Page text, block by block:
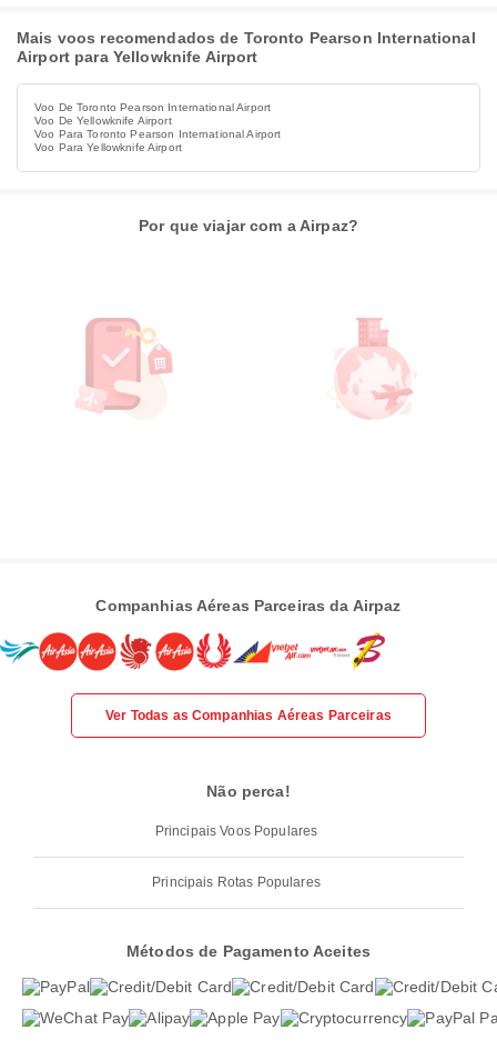
Mais voos recomendados de Toronto Pearson International
Airport para Yellowknife Airport
Voo De Toronto Pearson International Airport
Voo De Yellowknife Airport
Voo Para Toronto Pearson International Airport
Voo Para Yellowknife Airport
Por que viajar com a Airpaz?
Companhias Aéreas Parceiras da Airpaz
Ver Todas as Companhias Aéreas Parceiras
Não perca!
Principais Voos Populares
Principais Rotas Populares
Métodos de Pagamento Aceites